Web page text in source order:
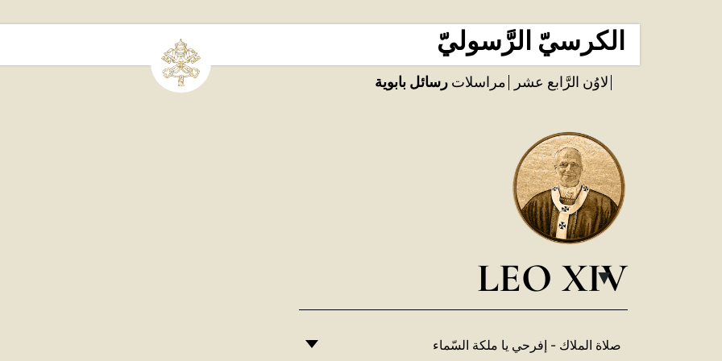
الكرسيّ الرَّسوليّ
لاوُن الرَّابع عشر مراسلات رسائل بابوية
LEO XIV
▸
صلاة الملاك - إفرحي يا ملكة السّماء